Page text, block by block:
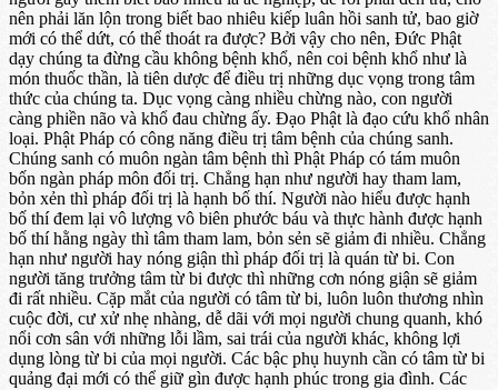
nên phải lăn lộn trong biết bao nhiêu kiếp luân hồi sanh tử, bao giờ
mới có thể dứt, có thể thoát ra được? Bởi vậy cho nên, Đức Phật
dạy chúng ta đừng cầu không bệnh khổ, nên coi bệnh khổ như là
món thuốc thần, là tiên dược để điều trị những dục vọng trong tâm
thức của chúng ta. Dục vọng càng nhiều chừng nào, con người
càng phiền não và khổ đau chừng ấy. Đạo Phật là đạo cứu khổ nhân
loại. Phật Pháp có công năng điều trị tâm bệnh của chúng sanh.
Chúng sanh có muôn ngàn tâm bệnh thì Phật Pháp có tám muôn
bốn ngàn pháp môn đối trị. Chẳng hạn như người hay tham lam,
bỏn xẻn thì pháp đối trị là hạnh bố thí. Người nào hiểu được hạnh
bố thí đem lại vô lượng vô biên phước báu và thực hành được hạnh
bố thí hằng ngày thì tâm tham lam, bỏn sẻn sẽ giảm đi nhiều. Chẳng
hạn như người hay nóng giận thì pháp đối trị là quán từ bi. Con
người tăng trưởng tâm từ bi được thì những cơn nóng giận sẽ giảm
đi rất nhiều. Cặp mắt của người có tâm từ bi, luôn luôn thương nhìn
cuộc đời, cư xử nhẹ nhàng, dễ dãi với mọi người chung quanh, khó
nổi cơn sân với những lỗi lầm, sai trái của người khác, không lợi
dụng lòng từ bi của mọi người. Các bậc phụ huynh cần có tâm từ bi
quảng đại mới có thể giữ gìn được hạnh phúc trong gia đình. Các